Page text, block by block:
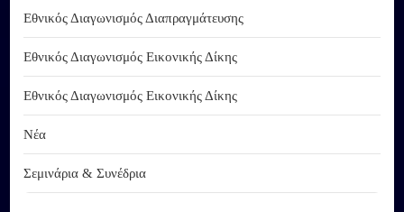
Εθνικός Διαγωνισμός Διαπραγμάτευσης
Εθνικός Διαγωνισμός Εικονικής Δίκης
Εθνικός Διαγωνισμός Εικονικής Δίκης
Νέα
Σεμινάρια & Συνέδρια